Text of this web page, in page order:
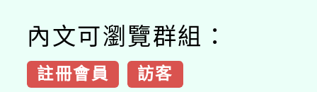
內文可瀏覽群組：
註冊會員 訪客